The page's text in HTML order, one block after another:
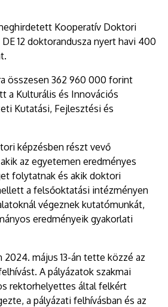
Kooperatív Doktori
12 doktorandusza nyert havi 400
összesen 362 960 000 forint
a Kulturális és Innovációs
Kutatási, Fejlesztési és
képzésben részt vevő
az egyetemen eredményes
folytatnak és akik doktori
a felsőoktatási intézményen
végeznek kutatómunkát,
eredményeik gyakorlati
2024. május 13-án tette közzé az
A pályázatok szakmai
rektorhelyettes által felkért
a pályázati felhívásban és az